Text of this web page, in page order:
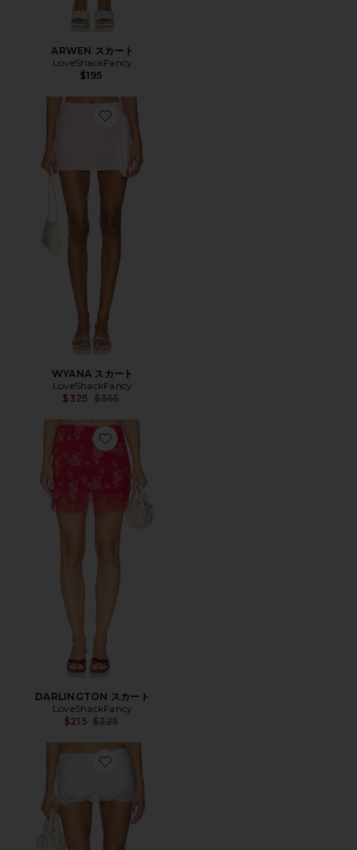
ARWEN スカート
LoveShackFancy
$195
Favorite WYANA スカート
WYANA スカート
LoveShackFancy
$325 Previous price:
$365
Favorite DARLINGTON スカート
DARLINGTON スカート
LoveShackFancy
$215 Previous price:
$325
Favorite BELVE スカート